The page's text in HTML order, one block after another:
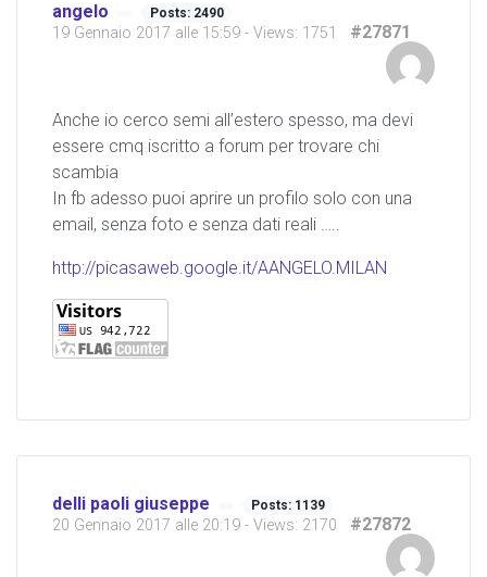
angelo Posts: 2490
19 Gennaio 2017 alle 15:59 - Views: 1751 #27871
Anche io cerco semi all’estero spesso, ma devi
essere cmq iscritto a forum per trovare chi
scambia
In fb adesso puoi aprire un profilo solo con una
email, senza foto e senza dati reali …..
http://picasaweb.google.it/AANGELO.MILAN
delli paoli giuseppe Posts: 1139
20 Gennaio 2017 alle 20:19 - Views: 2170 #27872